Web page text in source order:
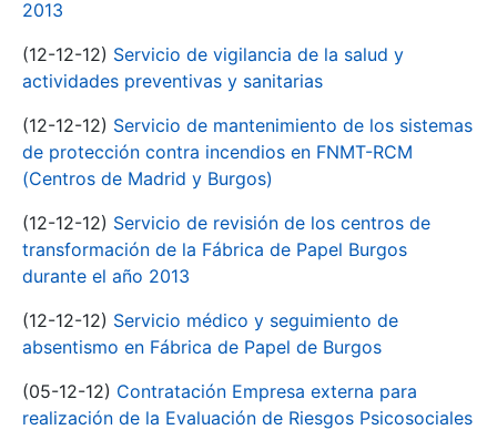
2013
(12-12-12) Servicio de vigilancia de la salud y
actividades preventivas y sanitarias
(12-12-12) Servicio de mantenimiento de los sistemas
de protección contra incendios en FNMT-RCM
(Centros de Madrid y Burgos)
(12-12-12) Servicio de revisión de los centros de
transformación de la Fábrica de Papel Burgos
durante el año 2013
(12-12-12) Servicio médico y seguimiento de
absentismo en Fábrica de Papel de Burgos
(05-12-12) Contratación Empresa externa para
realización de la Evaluación de Riesgos Psicosociales